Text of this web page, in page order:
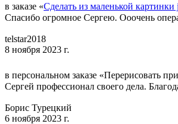
в заказе «Сделать из маленькой
Спасибо огромное Сергею. Ооочень
telstar2018
8 ноября 2023 г.
в персональном заказе «Перерисовать
Сергей профессионал своего дела.
Борис Турецкий
6 ноября 2023 г.